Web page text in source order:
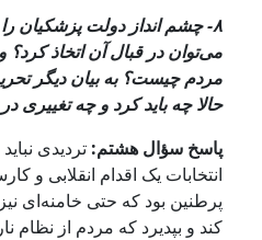
۸- چشم انداز دولت پزشکیان را
می‌توان در قبال آن اتخاذ کرد؟
مردم چیست؟ به بیان دیگر
حالا چه باید کرد و چه تغییری
پاسخ سؤال هشتم:تردیدی نباید
انتخابات یک اقدام انقلابی و
پرطنین بود که حتی خامنه‌ای نیز
کند و بپدیرد که مردم از نظام